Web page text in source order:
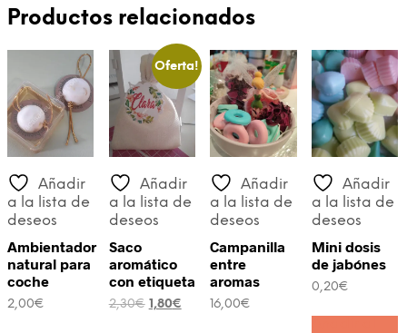
Productos relacionados
Añadir
a la lista de
deseos
Ambientador
natural para
coche
2,00€
Oferta!
Añadir
a la lista de
deseos
Saco
aromático
con etiqueta
2,30€ El
1,80€El
Añadir
a la lista de
deseos
Campanilla
entre
aromas
16,00€
Añadir
a la lista de
deseos
Mini dosis
de jabónes
0,20€